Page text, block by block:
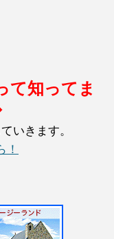
て知ってま
いきます。
！